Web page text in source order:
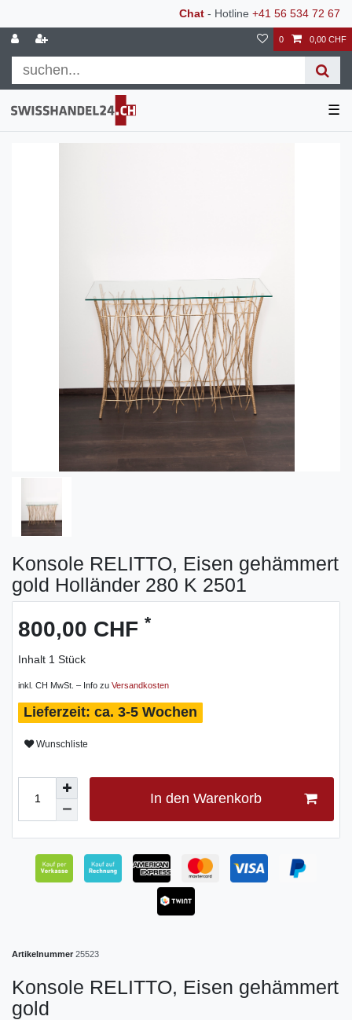
Chat - Hotline +41 56 534 72 67
0 0,00 CHF
☰
Konsole RELITTO, Eisen gehämmert
gold Holländer 280 K 2501
800,00 CHF *
Inhalt 1 Stück
inkl. CH MwSt. – Info zu Versandkosten
ca. 3-5 Wochen
Wunschliste
In den Warenkorb
Artikelnummer 25523
Konsole RELITTO, Eisen gehämmert
gold